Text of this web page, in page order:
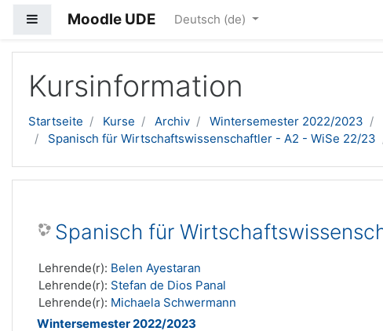
Website-Übersicht
Moodle UDE Deutsch ‎(de)‎
Kursinformation
Startseite Kurse Archiv Wintersemester 2022/2023
Spanisch für Wirtschaftswissenschaftler - A2 - WiSe 22/23
Spanisch für
Lehrende(r): Belen Ayestaran
Lehrende(r): Stefan de Dios Panal
Lehrende(r): Michaela Schwermann
Wintersemester 2022/2023